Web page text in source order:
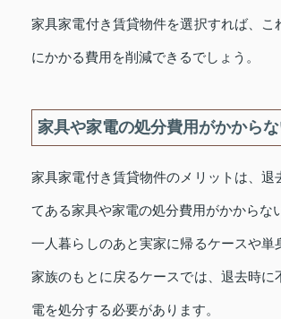
家具家電付き賃貸物件を選択すれば、こ
にかかる費用を削減できるでしょう。
家具や家電の処分費用がかから
家具家電付き賃貸物件のメリットは、退
てある家具や家電の処分費用がかからな
一人暮らしのあと実家に帰るケースや単
家族のもとに戻るケースでは、退去時に
電を処分する必要があります。